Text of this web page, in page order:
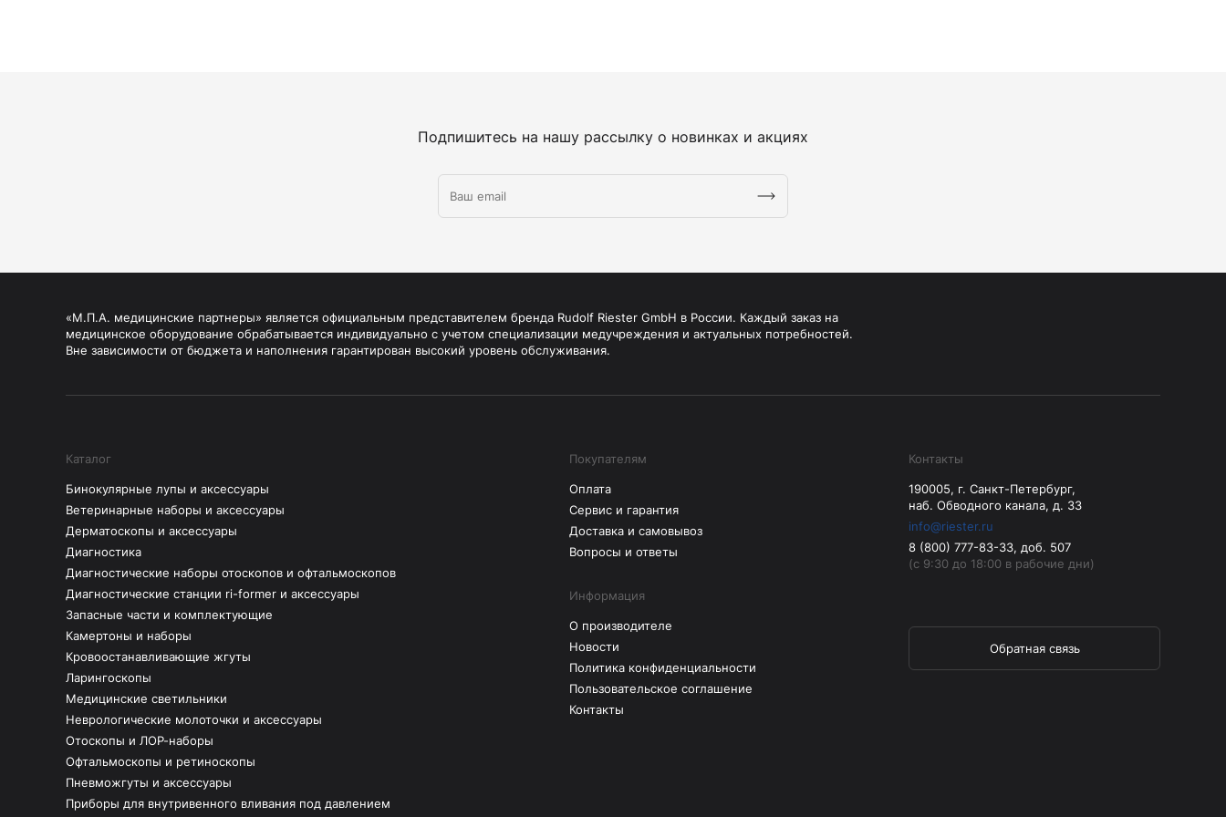
Подпишитесь на нашу рассылку о новинках и акциях
«М.П.А. медицинские партнеры» является официальным представителем бренда Rudolf Riester GmbH в России. Каждый заказ на
медицинское оборудование обрабатывается индивидуально с учетом специализации медучреждения и актуальных потребностей.
Вне зависимости от бюджета и наполнения гарантирован высокий уровень обслуживания.
Каталог
Бинокулярные лупы и аксессуары
Ветеринарные наборы и аксессуары
Дерматоскопы и аксессуары
Диагностика
Диагностические наборы отоскопов и офтальмоскопов
Диагностические станции ri-former и аксессуары
Запасные части и комплектующие
Камертоны и наборы
Кровоостанавливающие жгуты
Ларингоскопы
Медицинские светильники
Неврологические молоточки и аксессуары
Отоскопы и ЛОР-наборы
Офтальмоскопы и ретиноскопы
Пневможгуты и аксессуары
Приборы для внутривенного вливания под давлением
Покупателям
Оплата
Сервис и гарантия
Доставка и самовывоз
Вопросы и ответы
Информация
О производителе
Новости
Политика конфиденциальности
Пользовательское соглашение
Контакты
Контакты
190005, г. Санкт-Петербург,
наб. Обводного канала, д. 33
info@riester.ru
8 (800) 777-83-33, доб. 507
(с 9:30 до 18:00 в рабочие дни)
Обратная связь